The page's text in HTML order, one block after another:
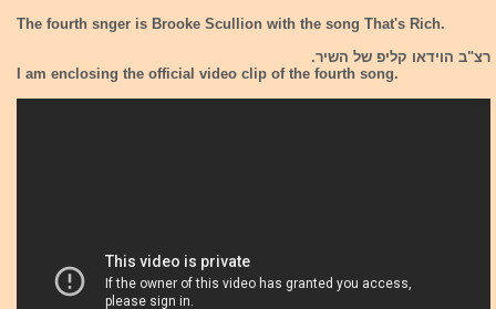
The fourth snger is Brooke Scullion with the song That's Rich.
רצ"ב הוידאו קליפ של השיר.
I am enclosing the official video clip of the fourth song.